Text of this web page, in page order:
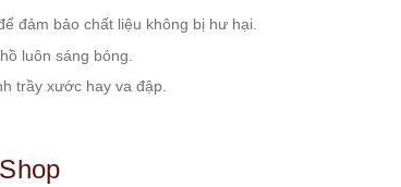
đảm bảo chất liệu không bị hư hại.
luôn sáng bóng.
trầy xước hay va đập.